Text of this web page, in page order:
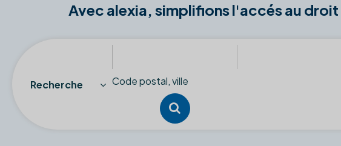
Avec alexia, simplifions l'accés au droit
Recherche